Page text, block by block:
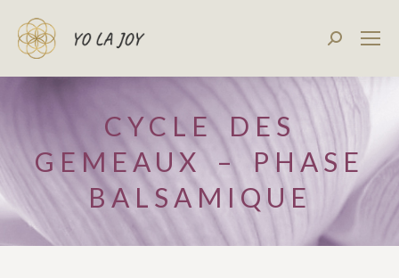
CYCLE DES
GEMEAUX – PHASE
BALSAMIQUE